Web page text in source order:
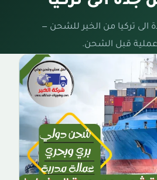
تركيا من الخير للشحن —
قبل الشحن.